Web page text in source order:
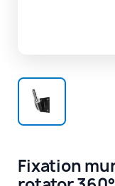
Fixation